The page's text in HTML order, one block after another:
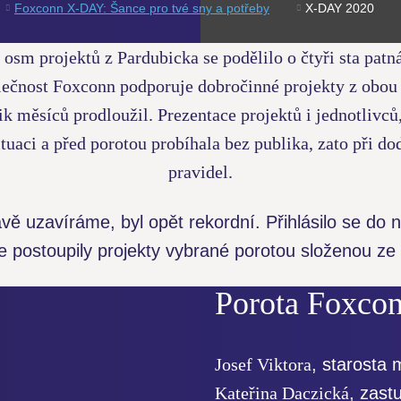
Foxconn X-DAY: Šance pro tvé sny a potřeby X-DAY 2020
projektů z Pardubicka se podělilo o čtyři sta
Foxconn podporuje dobročinné projekty z
měsíců prodloužil. Prezentace projektů i
a před porotou probíhala bez publika, zato při
pravidel.
uzavíráme, byl opět rekordní. Přihlásilo se do
postoupily projekty vybrané porotou složenou
Porota
Josef Viktora, starosta
Kateřina Daczická,